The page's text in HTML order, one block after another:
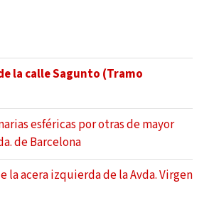
la calle Sagunto (Tramo
esféricas por otras de mayor
de Barcelona
la acera izquierda de la Avda. Virgen